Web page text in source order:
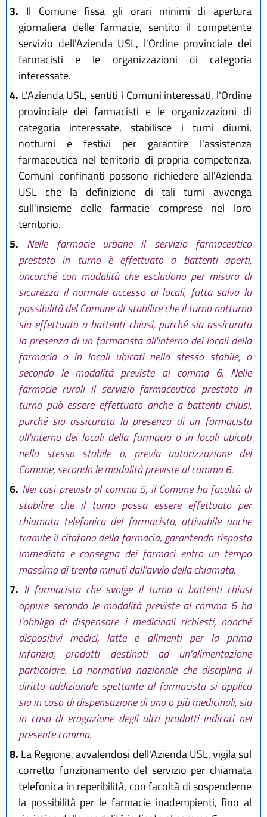
3. Il Comune fissa gli orari minimi di apertura
giornaliera delle farmacie, sentito il competente
servizio dell'Azienda USL, l'Ordine provinciale dei
farmacisti e le organizzazioni di categoria
interessate.
4. L'Azienda USL, sentiti i Comuni interessati, l'Ordine
provinciale dei farmacisti e le organizzazioni di
categoria interessate, stabilisce i turni diurni,
notturni e festivi per garantire l'assistenza
farmaceutica nel territorio di propria competenza.
Comuni confinanti possono richiedere all'Azienda
USL che la definizione di tali turni avvenga
sull'insieme delle farmacie comprese nel loro
territorio.
5. Nelle farmacie urbane il servizio farmaceutico
prestato in turno è effettuato a battenti aperti,
ancorché con modalità che escludono per misura di
sicurezza il normale accesso ai locali, fatta salva la
possibilità del Comune di stabilire che il turno notturno
sia effettuato a battenti chiusi, purché sia assicurata
la presenza di un farmacista all'interno dei locali della
farmacia o in locali ubicati nello stesso stabile, o
secondo le modalità previste al comma 6. Nelle
farmacie rurali il servizio farmaceutico prestato in
turno può essere effettuato anche a battenti chiusi,
purché sia assicurata la presenza di un farmacista
all'interno dei locali della farmacia o in locali ubicati
nello stesso stabile o, previa autorizzazione del
Comune, secondo le modalità previste al comma 6.
6. Nei casi previsti al comma 5, il Comune ha facoltà di
stabilire che il turno possa essere effettuato per
chiamata telefonica del farmacista, attivabile anche
tramite il citofono della farmacia, garantendo risposta
immediata e consegna dei farmaci entro un tempo
massimo di trenta minuti dall'avvio della chiamata.
7. Il farmacista che svolge il turno a battenti chiusi
oppure secondo le modalità previste al comma 6 ha
l'obbligo di dispensare i medicinali richiesti, nonché
dispositivi medici, latte e alimenti per la prima
infanzia, prodotti destinati ad un'alimentazione
particolare. La normativa nazionale che disciplina il
diritto addizionale spettante al farmacista si applica
sia in caso di dispensazione di uno o più medicinali, sia
in caso di erogazione degli altri prodotti indicati nel
presente comma.
8. La Regione, avvalendosi dell'Azienda USL, vigila sul
corretto funzionamento del servizio per chiamata
telefonica in reperibilità, con facoltà di sospenderne
la possibilità per le farmacie inadempienti, fino al